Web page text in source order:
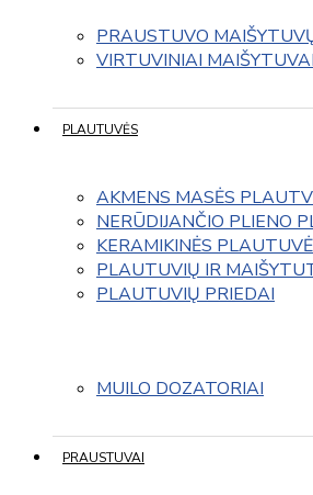
PRAUSTUVO
VIRTUVINIAI MAIŠYTUVAI
PLAUTUVĖS
AKMENS MASĖS
NERŪDIJANČIO PLIENO
KERAMIKINĖS
PLAUTUVIŲ IR
PLAUTUVIŲ PRIEDAI
MUILO DOZATORIAI
PRAUSTUVAI